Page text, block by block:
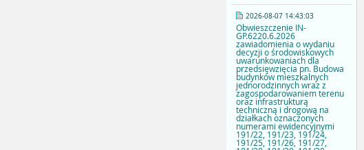
2026-08-07 14:43:03
Obwieszczenie IN-
GP.6220.6.2026
zawiadomienia o wydaniu
decyzji o środowiskowych
uwarunkowaniach dla
przedsięwzięcia pn. Budowa
budynków mieszkalnych
jednorodzinnych wraz z
zagospodarowaniem terenu
oraz infrastrukturą
techniczną i drogową na
działkach oznaczonych
numerami ewidencyjnymi
191/22, 191/23, 191/24,
191/25, 191/26, 191/27,